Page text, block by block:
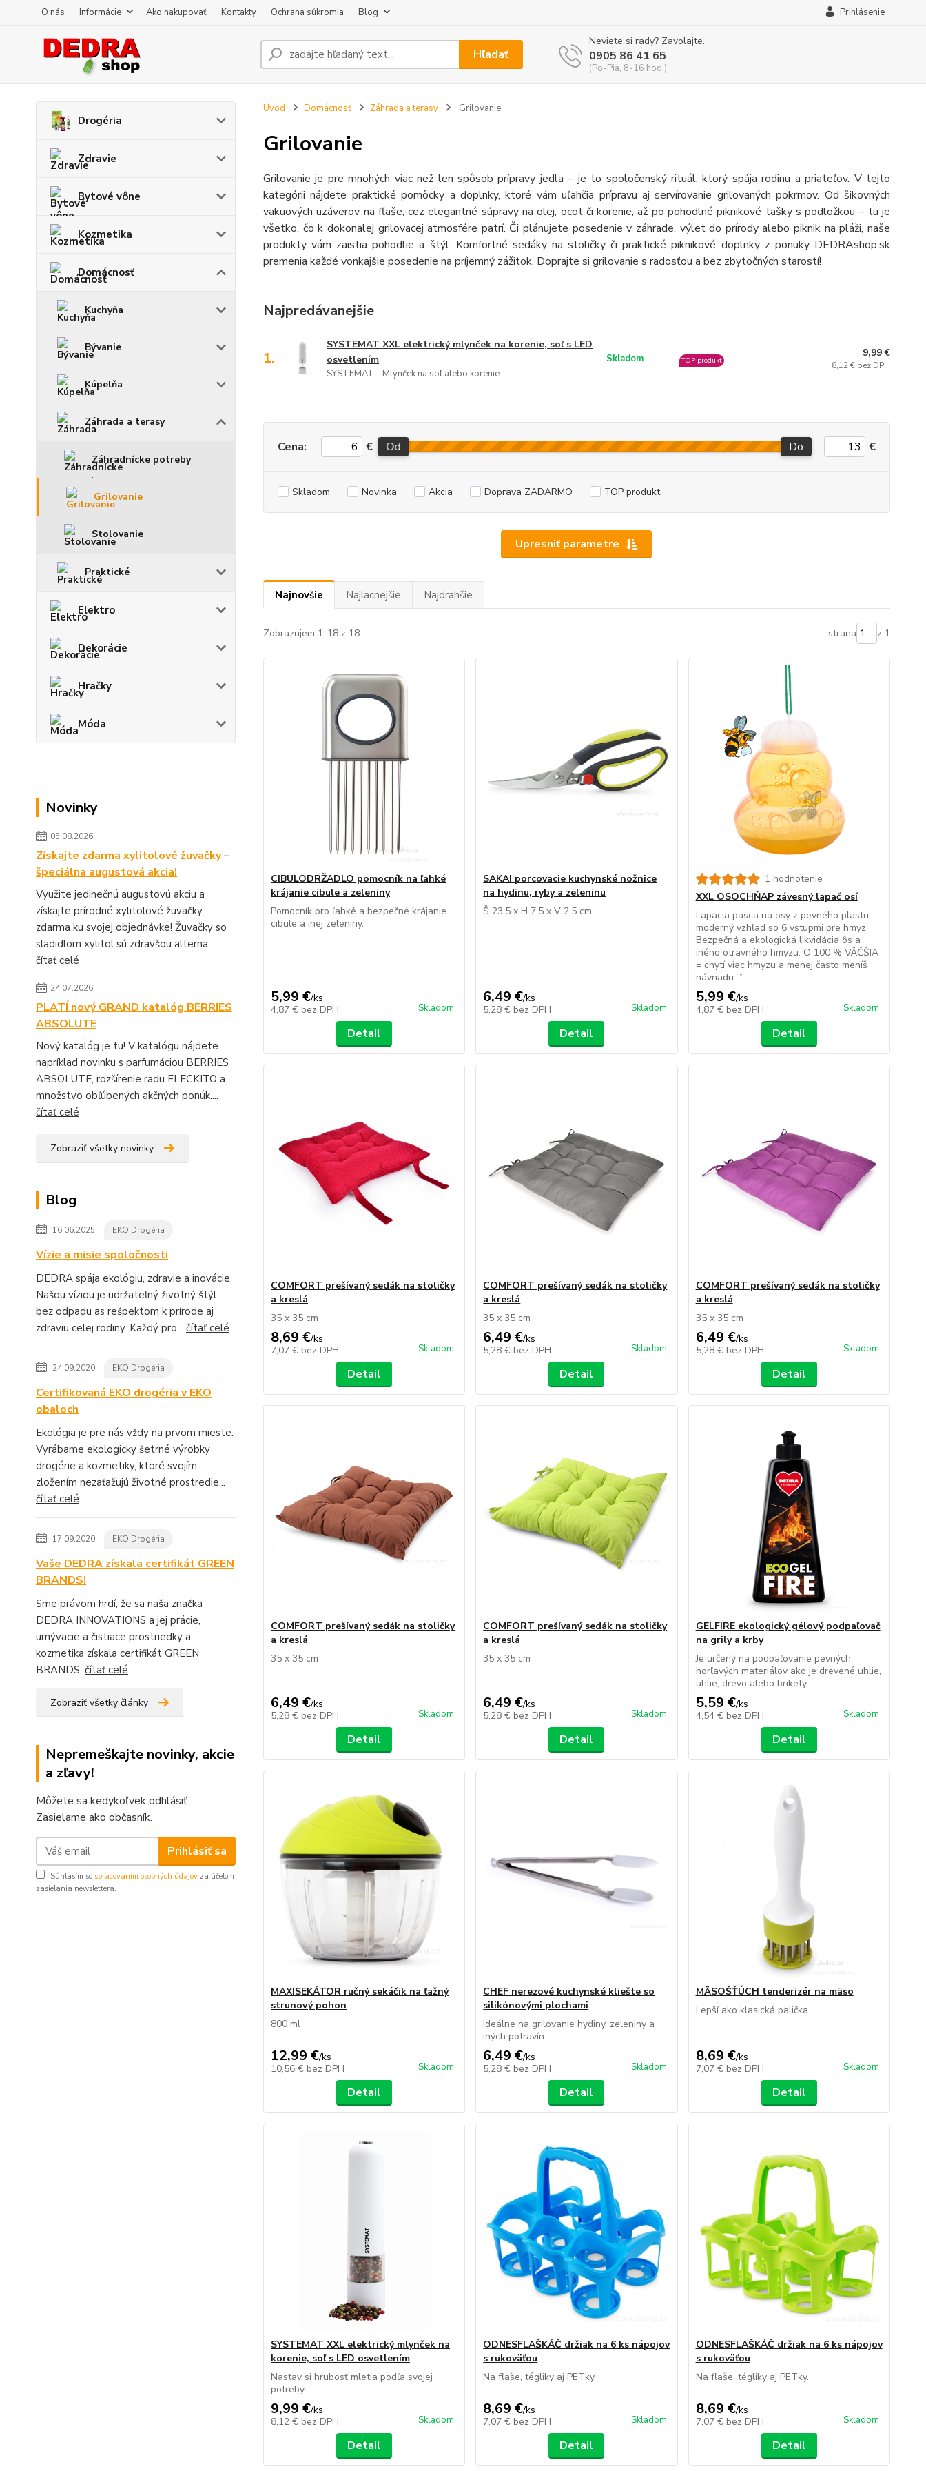
O nás Informácie Ako nakupovať Kontakty Ochrana súkromia Blog Prihlásenie
Hľadať
Neviete si rady? Zavolajte.
0905 86 41 65
(Po-Pia, 8-16 hod.)
Drogéria
Zdravie
Bytové vône
Kozmetika
Domácnosť
Kuchyňa
Bývanie
Kúpelňa
Záhrada a terasy
Záhradnícke potreby
Grilovanie
Stolovanie
Praktické
Elektro
Dekorácie
Hračky
Móda
Novinky
05.08.2026
Získajte zdarma xylitolové žuvačky –
špeciálna augustová akcia!
Využite jedinečnú augustovú akciu a
získajte prírodné xylitolové žuvačky
zdarma ku svojej objednávke! Žuvačky so
sladidlom xylitol sú zdravšou alterna...
čítať celé
24.07.2026
PLATÍ nový GRAND katalóg BERRIES
ABSOLUTE
Nový katalóg je tu! V katalógu nájdete
napríklad novinku s parfumáciou BERRIES
ABSOLUTE, rozšírenie radu FLECKITO a
množstvo obľúbených akčných ponúk....
čítať celé
Zobraziť všetky novinky
Blog
16.06.2025 EKO Drogéria
Vízie a misie spoločnosti
DEDRA spája ekológiu, zdravie a inovácie.
Našou víziou je udržateľný životný štýl
bez odpadu as rešpektom k prírode aj
zdraviu celej rodiny. Každý pro... čítať celé
24.09.2020 EKO Drogéria
Certifikovaná EKO drogéria v EKO
obaloch
Ekológia je pre nás vždy na prvom mieste.
Vyrábame ekologicky šetrné výrobky
drogérie a kozmetiky, ktoré svojím
zložením nezaťažujú životné prostredie...
čítať celé
17.09.2020 EKO Drogéria
Vaše DEDRA získala certifikát GREEN
BRANDS!
Sme právom hrdí, že sa naša značka
DEDRA INNOVATIONS a jej prácie,
umývacie a čistiace prostriedky a
kozmetika získala certifikát GREEN
BRANDS. čítať celé
Zobraziť všetky články
Nepremeškajte novinky, akcie
a zľavy!
Môžete sa kedykoľvek odhlásiť.
Zasielame ako občasník.
Prihlásiť sa
Súhlasím so spracovaním osobných údajov za účelom
zasielania newslettera.
Úvod Domácnosť Záhrada a terasy Grilovanie
Grilovanie
Grilovanie je pre mnohých viac než len spôsob prípravy jedla – je to spoločenský rituál, ktorý spája rodinu a priateľov. V tejto
kategórii nájdete praktické pomôcky a doplnky, ktoré vám uľahčia prípravu aj servírovanie grilovaných pokrmov. Od šikovných
vakuových uzáverov na fľaše, cez elegantné súpravy na olej, ocot či korenie, až po pohodlné piknikové tašky s podložkou – tu je
všetko, čo k dokonalej grilovacej atmosfére patrí. Či plánujete posedenie v záhrade, výlet do prírody alebo piknik na pláži, naše
produkty vám zaistia pohodlie a štýl. Komfortné sedáky na stoličky či praktické piknikové doplnky z ponuky DEDRAshop.sk
premenia každé vonkajšie posedenie na príjemný zážitok. Doprajte si grilovanie s radosťou a bez zbytočných starostí!
Najpredávanejšie
1.
SYSTEMAT XXL elektrický mlynček na korenie, soľ s LED
osvetlením
SYSTEMAT - Mlynček na soľ alebo korenie.
Skladom TOP produkt
9,99 €
8,12 € bez DPH
Upresniť parametre
Cena: € Od Do €
Skladom Novinka Akcia Doprava ZADARMO TOP produkt
Najnovšie Najlacnejšie Najdrahšie
Zobrazujem 1-18 z 18 strana z 1
CIBULODRŽADLO pomocník na ľahké
krájanie cibule a zeleniny
Pomocník pro ľahké a bezpečné krájanie
cibule a inej zeleniny.
5,99 €/ks
4,87 € bez DPH Skladom
Detail
SAKAI porcovacie kuchynské nožnice
na hydinu, ryby a zeleninu
Š 23,5 x H 7,5 x V 2,5 cm
6,49 €/ks
5,28 € bez DPH Skladom
Detail
1 hodnotenie
XXL OSOCHŇAP závesný lapač osí
Lapacia pasca na osy z pevného plastu -
moderný vzhľad so 6 vstupmi pre hmyz.
Bezpečná a ekologická likvidácia ôs a
iného otravného hmyzu. O 100 % VÄČŠIA
= chytí viac hmyzu a menej často meníš
návnadu...”
5,99 €/ks
4,87 € bez DPH Skladom
Detail
COMFORT prešívaný sedák na stoličky
a kreslá
35 x 35 cm
8,69 €/ks
7,07 € bez DPH Skladom
Detail
COMFORT prešívaný sedák na stoličky
a kreslá
35 x 35 cm
6,49 €/ks
5,28 € bez DPH Skladom
Detail
COMFORT prešívaný sedák na stoličky
a kreslá
35 x 35 cm
6,49 €/ks
5,28 € bez DPH Skladom
Detail
COMFORT prešívaný sedák na stoličky
a kreslá
35 x 35 cm
6,49 €/ks
5,28 € bez DPH Skladom
Detail
COMFORT prešívaný sedák na stoličky
a kreslá
35 x 35 cm
6,49 €/ks
5,28 € bez DPH Skladom
Detail
GELFIRE ekologický gélový podpaľovač
na grily a krby
Je určený na podpaľovanie pevných
horľavých materiálov ako je drevené uhlie,
uhlie, drevo alebo brikety.
5,59 €/ks
4,54 € bez DPH Skladom
Detail
MAXISEKÁTOR ručný sekáčik na ťažný
strunový pohon
800 ml
12,99 €/ks
10,56 € bez DPH Skladom
Detail
CHEF nerezové kuchynské kliešte so
silikónovými plochami
Ideálne na grilovanie hydiny, zeleniny a
iných potravín.
6,49 €/ks
5,28 € bez DPH Skladom
Detail
MÄSOŠŤÚCH tenderizér na mäso
Lepší ako klasická palička.
8,69 €/ks
7,07 € bez DPH Skladom
Detail
SYSTEMAT XXL elektrický mlynček na
korenie, soľ s LED osvetlením
Nastav si hrubosť mletia podľa svojej
potreby.
9,99 €/ks
8,12 € bez DPH Skladom
Detail
ODNESFLAŠKÁČ držiak na 6 ks nápojov
s rukoväťou
Na fľaše, tégliky aj PETky.
8,69 €/ks
7,07 € bez DPH Skladom
Detail
ODNESFLAŠKÁČ držiak na 6 ks nápojov
s rukoväťou
Na fľaše, tégliky aj PETky.
8,69 €/ks
7,07 € bez DPH Skladom
Detail